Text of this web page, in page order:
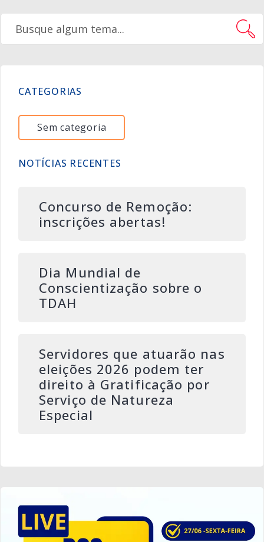
CATEGORIAS
Sem categoria
NOTÍCIAS RECENTES
Concurso de Remoção:
inscrições abertas!
Dia Mundial de
Conscientização sobre o
TDAH
Servidores que atuarão nas
eleições 2026 podem ter
direito à Gratificação por
Serviço de Natureza
Especial